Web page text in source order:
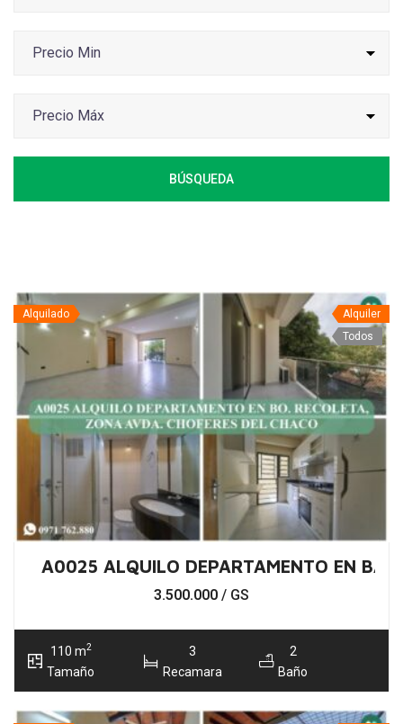
BÚSQUEDA
Alquilado
Alquiler
Todos
A0025 ALQUILO DEPARTAMENTO EN
3.500.000 / GS
110 m2
Tamaño
3
Recamara
2
Baño